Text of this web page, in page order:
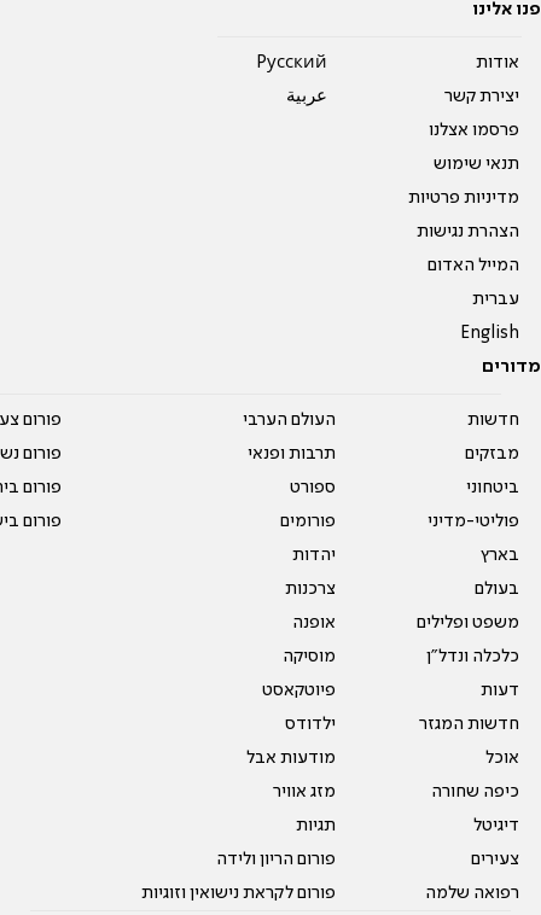
פנו אלינו
אודות
יצירת קשר
פרסמו אצלנו
תנאי שימוש
מדיניות פרטיות
הצהרת נגישות
המייל האדום
עברית
English
Pусский
عربية
מדורים
חדשות
מבזקים
ביטחוני
פוליטי-מדיני
בארץ
בעולם
משפט ופלילים
כלכלה ונדל"ן
דעות
חדשות המגזר
אוכל
כיפה שחורה
דיגיטל
צעירים
רפואה שלמה
העולם הערבי
תרבות ופנאי
ספורט
פורומים
יהדות
צרכנות
אופנה
מוסיקה
פיוטקאסט
ילדודס
מודעות אבל
מזג אוויר
תגיות
פורום הריון ולידה
פורום לקראת נישואין וזוגיות
פורום
פורום
פורום
פורום